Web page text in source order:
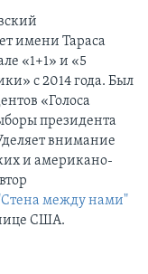
имени Тараса
«1+1» и «5
с 2014 года. Был
«Голоса
президента
внимание
и американо-
между нами"
США.